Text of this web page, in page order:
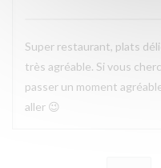
Super restaurant, plats
très agréable. Si vous
passer un moment
aller 😉